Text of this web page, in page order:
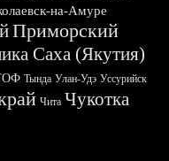
на-Амуре
Приморский
Саха (Якутия)
Тында Улан-Удэ Уссурийск
Чита Чукотка